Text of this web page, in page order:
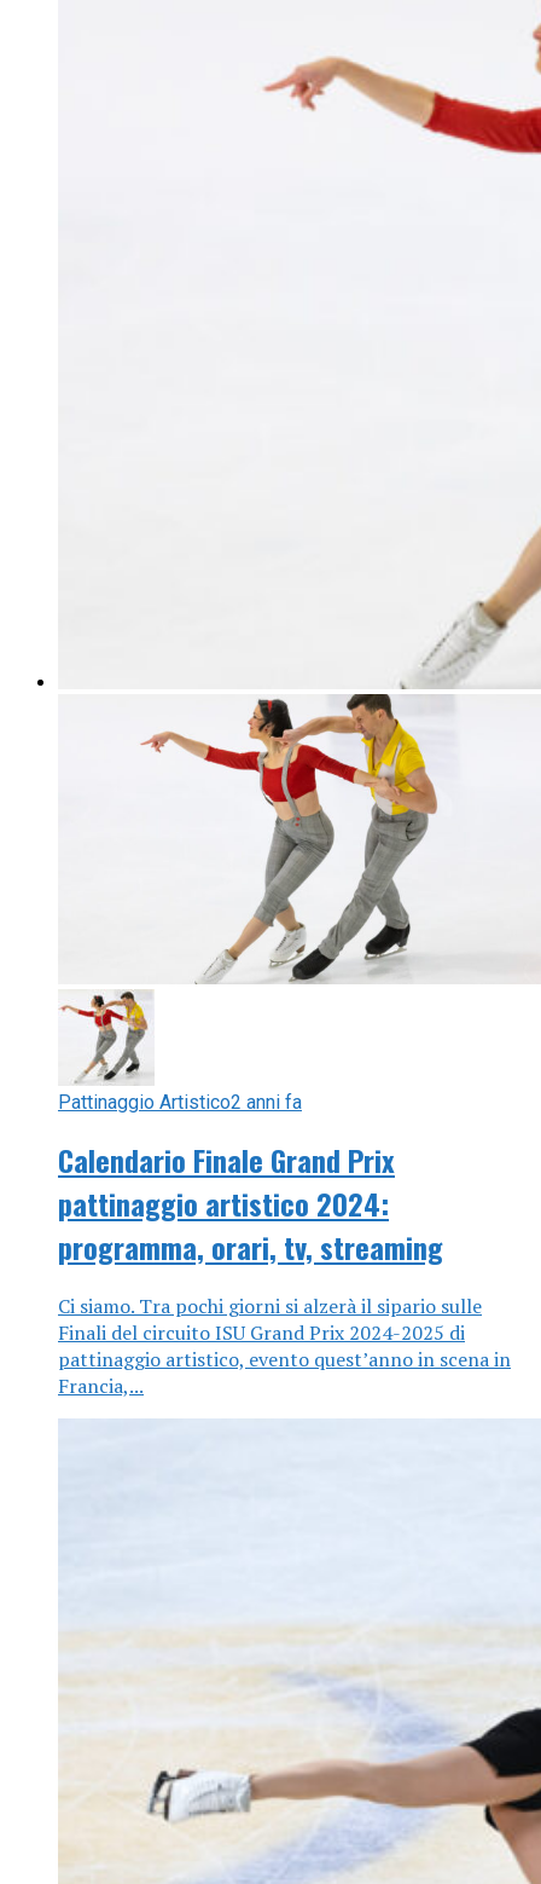
Pattinaggio Artistico2 anni fa
Calendario Finale Grand Prix
pattinaggio artistico 2024:
programma, orari, tv, streaming
Ci siamo. Tra pochi giorni si alzerà il sipario sulle
Finali del circuito ISU Grand Prix 2024-2025 di
pattinaggio artistico, evento quest’anno in scena in
Francia,...